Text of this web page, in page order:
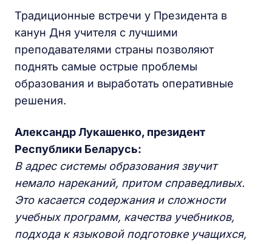
Традиционные встречи у Президента в
канун Дня учителя с лучшими
преподавателями страны позволяют
поднять самые острые проблемы
образования и выработать оперативные
решения.
Александр Лукашенко, президент
Республики Беларусь:
В адрес системы образования звучит
немало нареканий, притом справедливых.
Это касается содержания и сложности
учебных программ, качества учебников,
подхода к языковой подготовке учащихся,